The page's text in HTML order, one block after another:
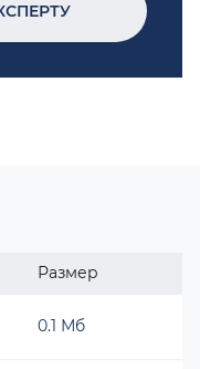
Размер
0.1 Мб